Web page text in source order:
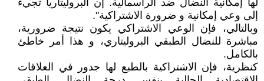
لها إمكانية النضال ضد الرأسمالية. إن البروليتاريا تجيء
إلى وعي إمكانية و ضرورة الاشتراكية".
وبالتالي، فإن الوعي الاشتراكي يكون نتيجة ضرورية،
مباشرة للنضال الطبقي البروليتاري، و هذا أمر خاطئ
بالكامل.
كنظرية، فإن الاشتراكية بالطبع لها جدور في العلاقات